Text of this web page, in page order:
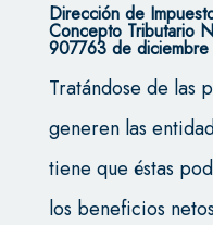
Dirección de
Concepto Tributario
907763 de
Tratándose de las
generen las
tiene que éstas
los beneficios